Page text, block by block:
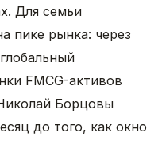
Для семьи
пике рынка: через
FMCG-активов
Борцовы
до того, как окно